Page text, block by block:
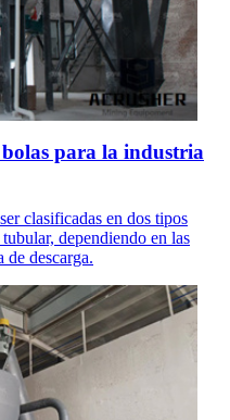
para la industria
clasificadas en dos tipos
dependiendo en las
de descarga.